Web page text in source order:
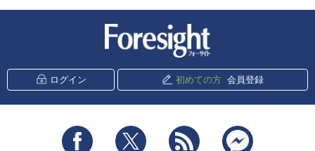
ログイン 初めての方 会員登録
Facebook Twitter RSS